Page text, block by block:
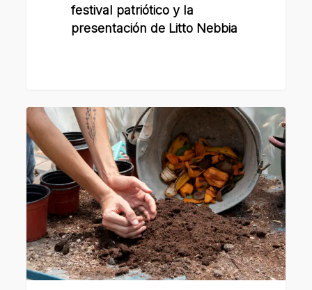
presentación
festival patriótico y la
presentación de Litto Nebbia
Municipalidad
realizará
una
feria
ambiental
con
actividades
para